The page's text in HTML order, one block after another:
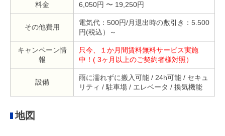
料金 6,050円 〜 19,250円
その他費用
電気代：500円/月退出時の敷引き：5.500
円(税込）～
キャンペーン情
報
只今、１か月間賃料無料サービス実施
中！( 3ヶ月以上のご契約者様対照）
設備
雨に濡れずに搬入可能 / 24h可能 / セキュ
リティ / 駐車場 / エレベータ / 換気機能
地図